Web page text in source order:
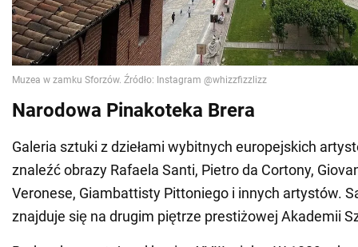
Narodowa Pinakoteka Brera
Galeria sztuki z dziełami wybitnych europejskich
znaleźć obrazy Rafaela Santi, Pietro da Cortony,
Veronese, Giambattisty Pittoniego i innych artystów.
znajduje się na drugim piętrze prestiżowej Akademii